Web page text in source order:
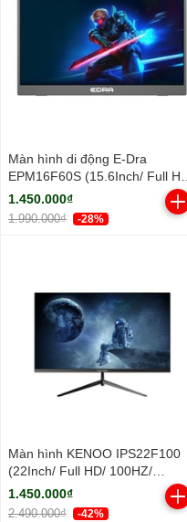
Màn hình di động E-Dra
EPM16F60S (15.6Inch/ Full HD/
5ms/ IPS)
1.450.000₫
1.990.000₫ -28%
Màn hình KENOO IPS22F100
(22Inch/ Full HD/ 100HZ/
250cd/m2/ IPS)
1.450.000₫
2.490.000₫ -42%